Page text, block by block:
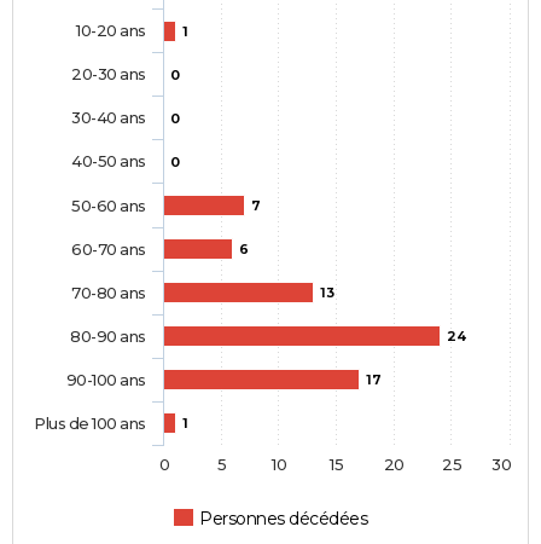
1
0
0
0
7
6
13
24
17
1
Personnes décédées
10-20 ans
20-30 ans
30-40 ans
40-50 ans
50-60 ans
60-70 ans
70-80 ans
80-90 ans
90-100 ans
Plus de 100 ans
0 5 10 15 20 25 30